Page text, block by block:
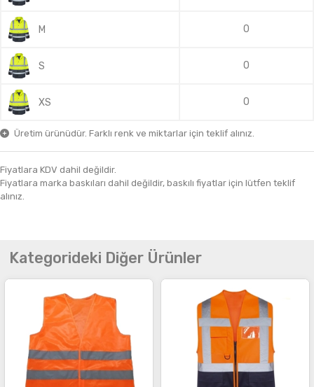
M 0
S 0
XS 0
Üretim ürünüdür. Farklı renk ve miktarlar için teklif alınız.
Fiyatlara KDV dahil değildir.
Fiyatlara marka baskıları dahil değildir, baskılı fiyatlar için lütfen teklif
alınız.
Kategorideki Diğer Ürünler
İncele İncele